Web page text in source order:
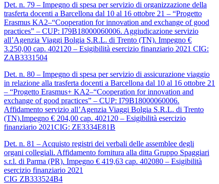
Det. n. 79 – Impegno di spesa per servizio di organizzazione della
trasferta docenti a Barcellona dal 10 al 16 ottobre 21 – “Progetto
Erasmus KA2–“Cooperation for innovation and exchange of good
practices” – CUP: I79B18000060006. Aggiudicazione servizio
all’Agenzia Viaggi Bolgia S.R.L. di Trento (TN). Impegno €
3.250,00 cap. 402120 – Esigibilità esercizio finanziario 2021 CIG:
ZAB3331504
Det. n. 80 – Impegno di spesa per servizio di assicurazione viaggio
in relazione alla trasferta docenti a Barcellona dal 10 al 16 ottobre 21
– “Progetto Erasmus+ KA2–“Cooperation for innovation and
exchange of good practices” – CUP: I79B18000060006.
Affidamento servizio all’Agenzia Viaggi Bolgia S.R.L. di Trento
(TN).Impegno € 204,00 cap. 402120 – Esigibilità esercizio
finanziario 2021CIG: ZE3334E81B
Det. n. 81 – Acquisto registri dei verbali delle assemblee degli
organi collegiali. Affidamento fornitura alla ditta Gruppo Spaggiari
s.r.l. di Parma (PR). Impegno € 419,63 cap. 402080 – Esigibilità
esercizio finanziario 2021
CIG ZB333524B4